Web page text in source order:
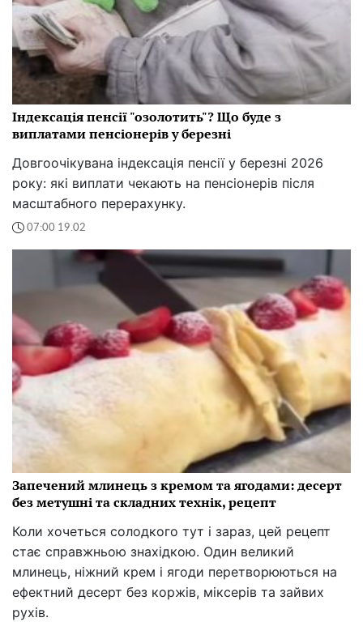
Індексація пенсії "озолотить"? Що буде з
виплатами пенсіонерів у березні
Довгоочікувана індексація пенсії у березні 2026
року: які виплати чекають на пенсіонерів після
масштабного перерахунку.
07:00 19.02
Запечений млинець з кремом та ягодами: десерт
без метушні та складних технік, рецепт
Коли хочеться солодкого тут і зараз, цей рецепт
стає справжньою знахідкою. Один великий
млинець, ніжний крем і ягоди перетворюються на
ефектний десерт без коржів, міксерів та зайвих
рухів.